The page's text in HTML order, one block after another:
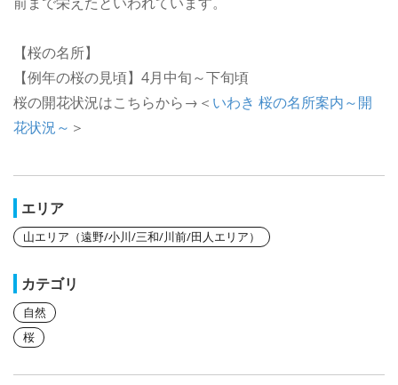
【桜の名所】
【例年の桜の見頃】4月中旬～下旬頃
桜の開花状況はこちらから→＜ いわき 桜の名所案内～開
花状況～ ＞
エリア
山エリア（遠野/小川/三和/川前/田人エリア）
カテゴリ
自然
桜